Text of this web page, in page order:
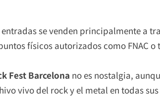
entradas se venden principalmente a
físicos autorizados como FNAC
Fest Barcelona no es nostalgia,
vivo del rock y el metal en todas